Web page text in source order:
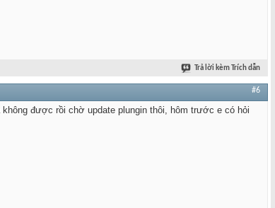
Trả lời kèm Trích dẫn
#6
được rồi chờ update plungin thôi, hôm trước e có hỏi